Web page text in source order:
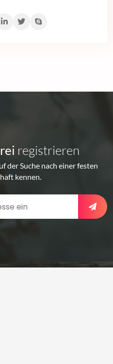
registrieren
der Suche nach einer festen
kennen.